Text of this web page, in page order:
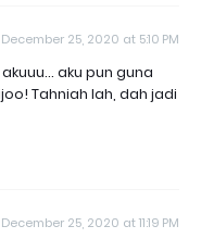
December 25, 2020 at 5:10 PM
aku pun guna
Tahniah lah, dah jadi
December 25, 2020 at 11:19 PM